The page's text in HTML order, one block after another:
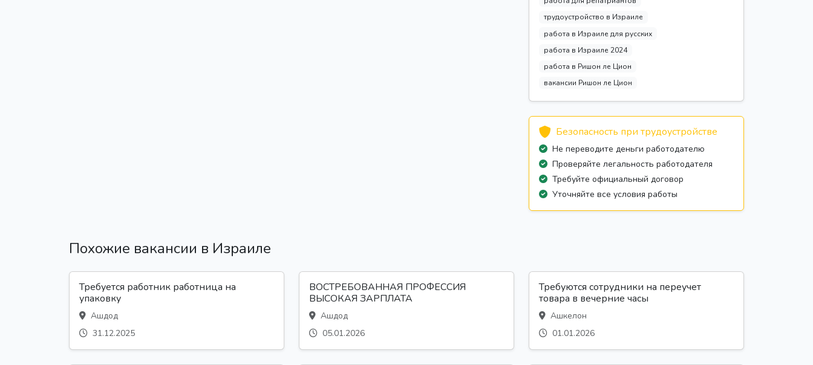
трудоустройство в Израиле
работа в Израиле для русских
работа в Израиле 2024
работа в Ришон ле Цион
вакансии Ришон ле Цион
Безопасность при трудоустройстве
Не переводите деньги работодателю
Проверяйте легальность работодателя
Требуйте официальный договор
Уточняйте все условия работы
Похожие вакансии в Израиле
Требуется работник работница на
упаковку
Ашдод
31.12.2025
ВОСТРЕБОВАННАЯ ПРОФЕССИЯ
ВЫСОКАЯ ЗАРПЛАТА
Ашдод
05.01.2026
Требуются сотрудники на переучет
товара в вечерние часы
Ашкелон
01.01.2026